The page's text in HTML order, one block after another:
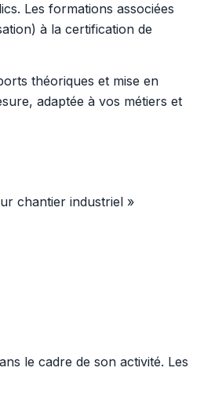
Les formations associées
à la certification de
théoriques et mise en
adaptée à vos métiers et
chantier industriel »
le cadre de son activité. Les